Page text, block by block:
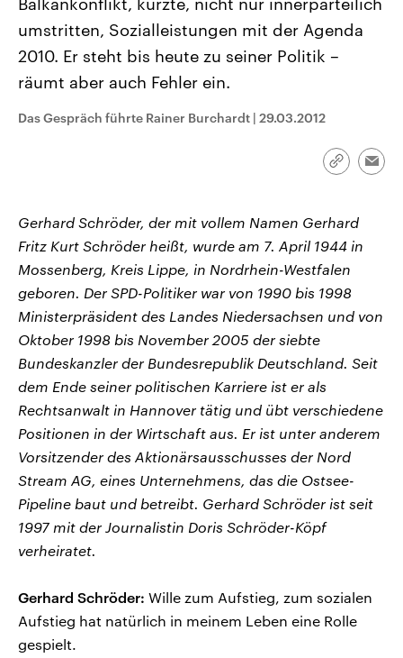
Bundesland von einer Koalition aus
CDU, SPD und FDP regiert.-
Umfragen, Prognosen,
Wahlprogramme, aktuelle Berichte
und Kandidaten der anstehenden
mit großem Einfluss auf
aktuelle Weltgeschehen.
Audio-Archiv
umstritten, Sozialleistungen mit der Agenda
2010. Er steht bis heute zu seiner Politik –
räumt aber auch Fehler ein.
Das Gespräch führte Rainer Burchardt | 29.03.2012
Link
Gerhard Schröder, der mit vollem Namen Gerhard
Fritz Kurt Schröder heißt, wurde am 7. April 1944 in
Mossenberg, Kreis Lippe, in Nordrhein-Westfalen
geboren. Der SPD-Politiker war von 1990 bis 1998
Ministerpräsident des Landes Niedersachsen und von
Oktober 1998 bis November 2005 der siebte
Bundeskanzler der Bundesrepublik Deutschland. Seit
dem Ende seiner politischen Karriere ist er als
Rechtsanwalt in Hannover tätig und übt verschiedene
Positionen in der Wirtschaft aus. Er ist unter anderem
Vorsitzender des Aktionärsausschusses der Nord
Stream AG, eines Unternehmens, das die Ostsee-
Pipeline baut und betreibt. Gerhard Schröder ist seit
1997 mit der Journalistin Doris Schröder-Köpf
verheiratet.
Gerhard Schröder: Wille zum Aufstieg, zum sozialen
Aufstieg hat natürlich in meinem Leben eine Rolle
gespielt.